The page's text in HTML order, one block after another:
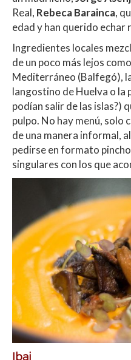
Real, Rebeca Barainca,
edad y han querido echar
Ingredientes locales
de un poco más lejos
Mediterráneo (Balfegó),
langostino de Huelva o la
podían salir de las islas?)
pulpo. No hay menú, solo
de una manera informal,
pedirse en formato
singulares con los que
Ibai